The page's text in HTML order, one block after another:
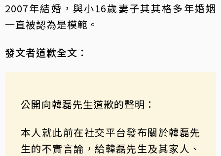
2007年結婚，與小16歲妻子其其格多年婚姻
一直被認為是模範。
發文者道歉全文：
公開向韓磊先生道歉的聲明：
本人就此前在社交平台發布關於韓磊先
生的不實言論，給韓磊先生及其家人、